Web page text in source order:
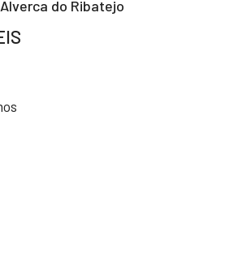
do Ribatejo